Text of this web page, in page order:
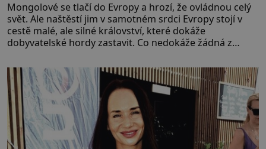
Mongolové se tlačí do Evropy a hrozí, že ovládnou celý
svět. Ale naštěstí jim v samotném srdci Evropy stojí v
cestě malé, ale silné království, které dokáže
dobyvatelské hordy zastavit. Co nedokáže žádná z
král. Nebo že by ne? Mongolové od roku 1223 postupují
podél Kaspického a Azovského moře,